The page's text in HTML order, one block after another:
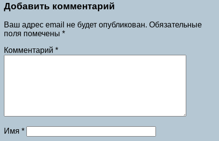
Добавить комментарий
Ваш адрес email не будет опубликован. Обязательные
поля помечены *
Комментарий *
Имя *